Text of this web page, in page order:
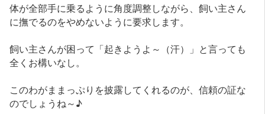
体が全部手に乗るように角度調整しながら、飼い主さん
に撫でるのをやめないように要求します。
飼い主さんが困って「起きようよ～（汗）」と言っても
全くお構いなし。
このわがままっぷりを披露してくれるのが、信頼の証な
のでしょうね～♪